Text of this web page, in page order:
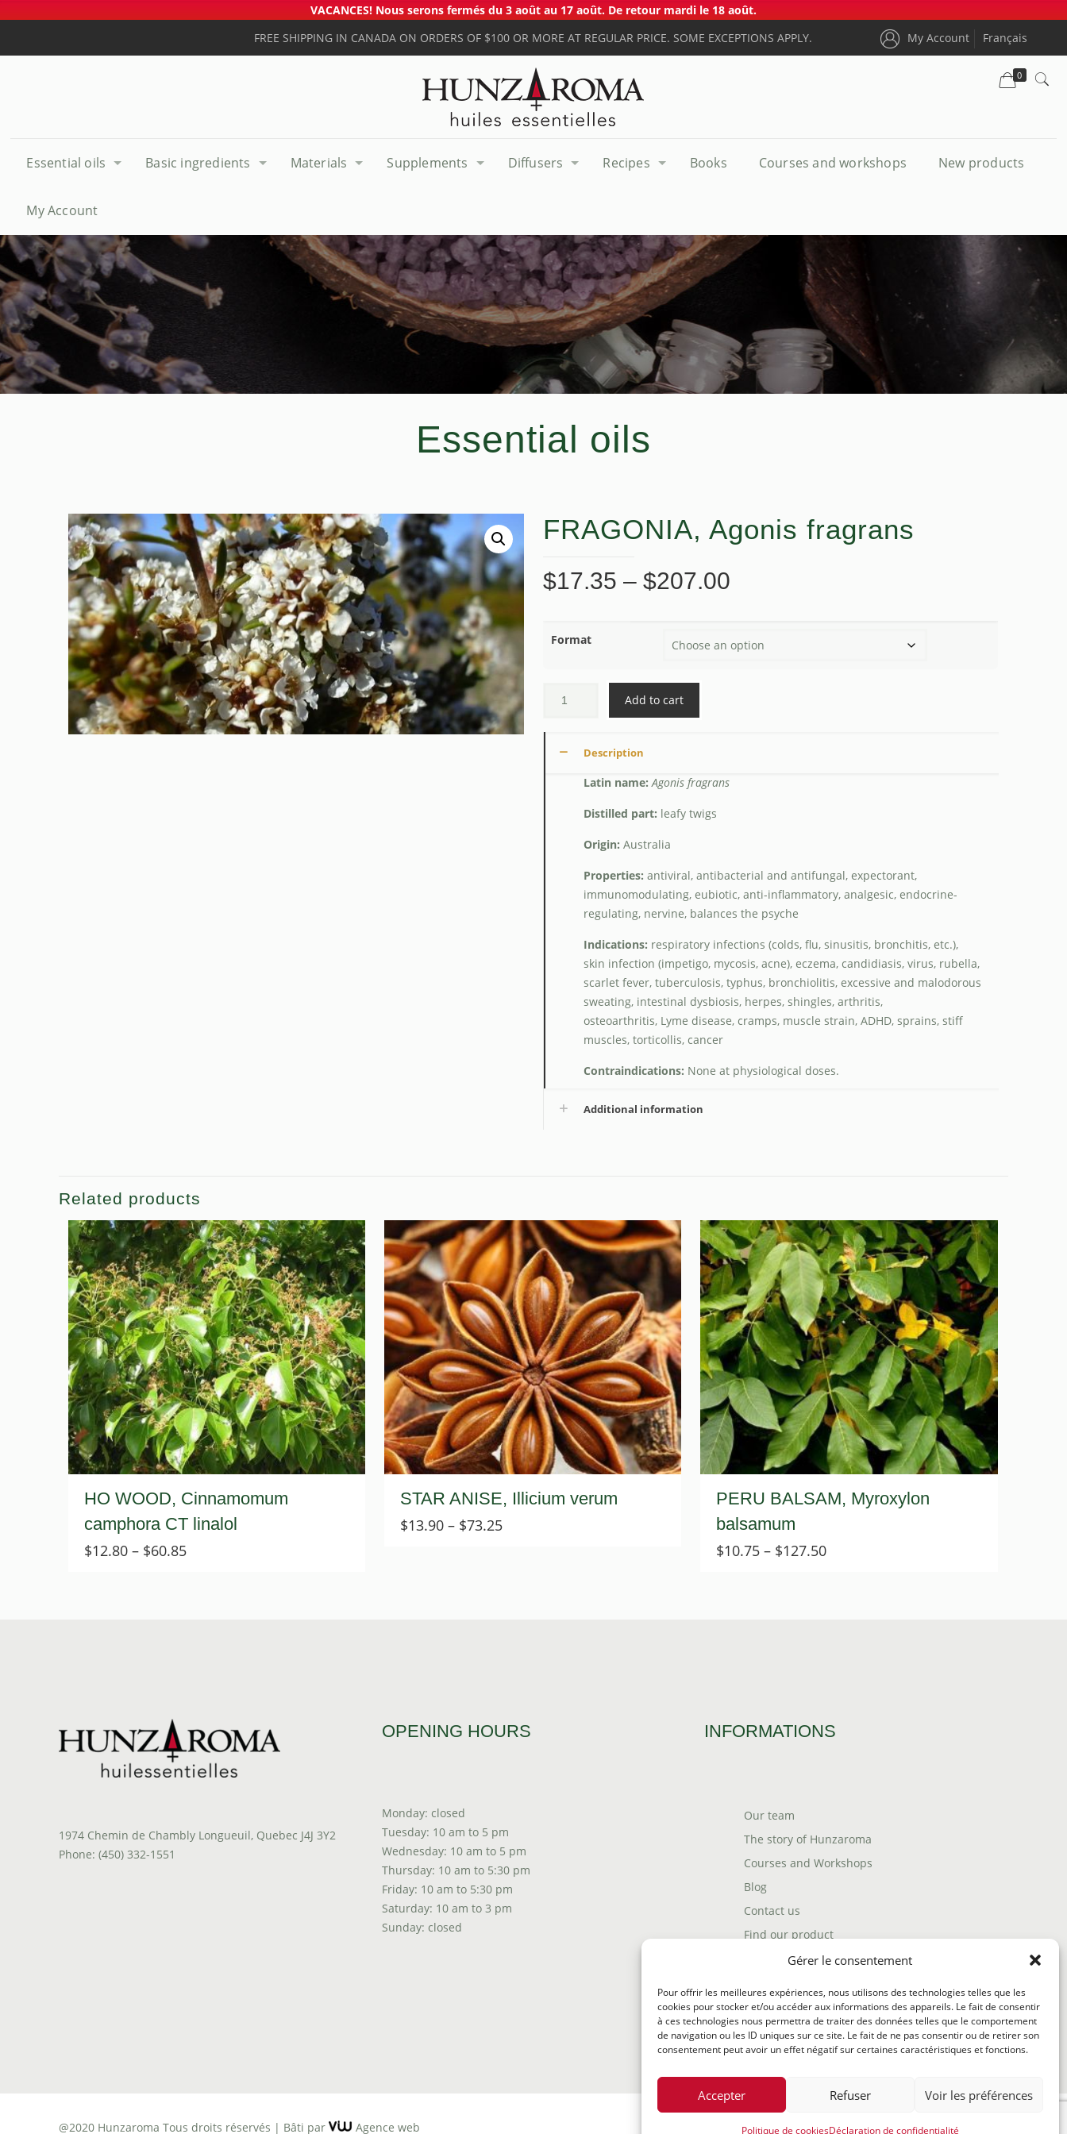
Gérer le consentement
Pour offrir les meilleures expériences, nous utilisons des technologies telles que les
cookies pour stocker et/ou accéder aux informations des appareils. Le fait de consentir
à ces technologies nous permettra de traiter des données telles que le comportement
de navigation ou les ID uniques sur ce site. Le fait de ne pas consentir ou de retirer son
consentement peut avoir un effet négatif sur certaines caractéristiques et fonctions.
Accepter Refuser Voir les préférences
Politique de cookiesDéclaration de confidentialité
VACANCES! Nous serons fermés du 3 août au 17 août. De retour mardi le 18 août.
FREE SHIPPING IN CANADA ON ORDERS OF $100 OR MORE AT REGULAR PRICE. SOME EXCEPTIONS APPLY.
My Account Français
Essential oils Basic ingredients Materials Supplements Diffusers Recipes Books Courses and workshops New products
My Account
0
Essential oils
FRAGONIA, Agonis fragrans
$17.35 – $207.00Price
through
Format
Add to cart
Description
Latin name: Agonis fragrans
Distilled part: leafy twigs
Origin: Australia
Properties: antiviral, antibacterial and antifungal, expectorant,
immunomodulating, eubiotic, anti-inflammatory, analgesic, endocrine-
regulating, nervine, balances the psyche
Indications: respiratory infections (colds, flu, sinusitis, bronchitis, etc.),
skin infection (impetigo, mycosis, acne), eczema, candidiasis, virus, rubella,
scarlet fever, tuberculosis, typhus, bronchiolitis, excessive and malodorous
sweating, intestinal dysbiosis, herpes, shingles, arthritis,
osteoarthritis, Lyme disease, cramps, muscle strain, ADHD, sprains, stiff
muscles, torticollis, cancer
Contraindications: None at physiological doses.
Additional information
Related products
HO WOOD, Cinnamomum
camphora CT linalol
$12.80 – $60.85Price
STAR ANISE, Illicium verum
$13.90 – $73.25Price
PERU BALSAM, Myroxylon
balsamum
$10.75 – $127.50Price
1974 Chemin de Chambly Longueuil, Quebec J4J 3Y2
Phone: (450) 332-1551
OPENING HOURS
Monday: closed
Tuesday: 10 am to 5 pm
Wednesday: 10 am to 5 pm
Thursday: 10 am to 5:30 pm
Friday: 10 am to 5:30 pm
Saturday: 10 am to 3 pm
Sunday: closed
INFORMATIONS
Our team
The story of Hunzaroma
Courses and Workshops
Blog
Contact us
Find our product
Shipping policy
Return policy
@2020 Hunzaroma Tous droits réservés | Bâti par Agence web